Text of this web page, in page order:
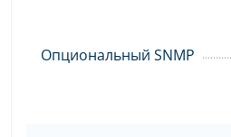
Опциональный SNMP